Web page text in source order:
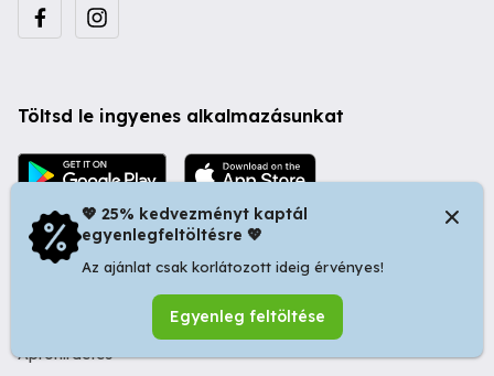
Töltsd le ingyenes alkalmazásunkat
© 2026 Startapró S.R.L. | Bulevardul Dacia nr 34, Oradea
410346, Romania | Tax ID: RO44483373 -
Ingyenes
Apróhirdetés
💖 25% kedvezményt kaptál
egyenlegfeltöltésre 💖
Az ajánlat csak korlátozott ideig érvényes!
Egyenleg feltöltése